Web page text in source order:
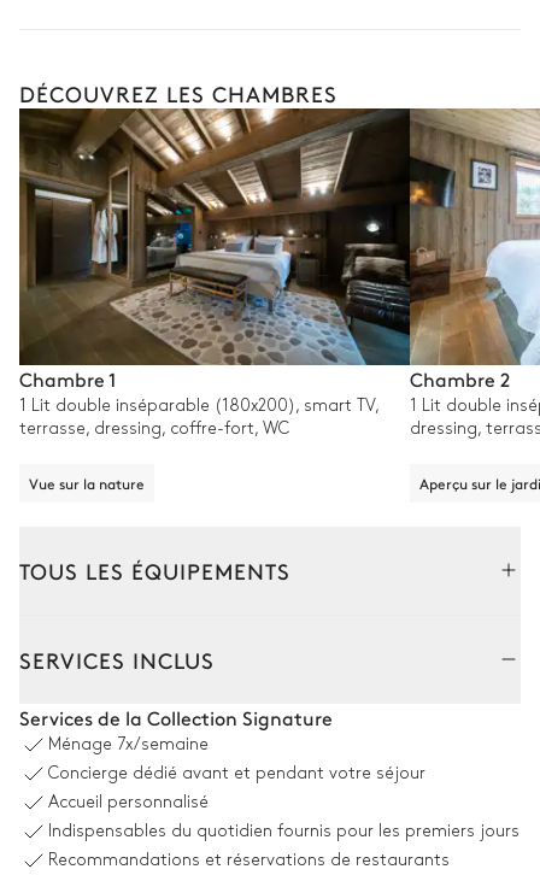
DÉCOUVREZ LES CHAMBRES
Chambre 1
1 Lit double inséparable (180x200), smart TV,
terrasse, dressing, coffre-fort, WC
Vue sur la nature
Chambre 2
1 Lit double
dressing,
Aperçu sur le
TOUS LES ÉQUIPEMENTS
Vue sur la nature
4Canapés
Système son
Devialet
Fauteuils
SERVICES INCLUS
Services de la Collection Signature
Ménage 7x/semaine
Concierge dédié avant et pendant votre séjour
Accueil personnalisé
Indispensables du quotidien fournis pour les premiers jours
Recommandations et réservations de restaurants